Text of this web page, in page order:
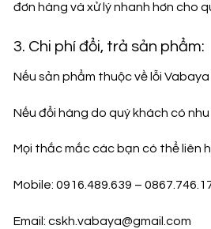
đơn hàng và xử lý nhanh hơn cho
3. Chi phí đổi, trả sản phẩm:
Nếu sản phẩm thuộc về lỗi
Nếu đổi hàng do quý khách có
Mọi thắc mắc các bạn có thể liên
Mobile: 0916.489.639 –
Email: cskh.vabaya@gmail.com